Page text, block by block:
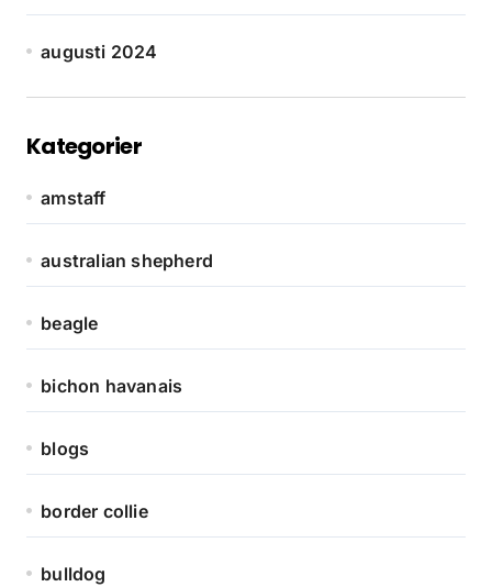
augusti 2024
Kategorier
amstaff
australian shepherd
beagle
bichon havanais
blogs
border collie
bulldog